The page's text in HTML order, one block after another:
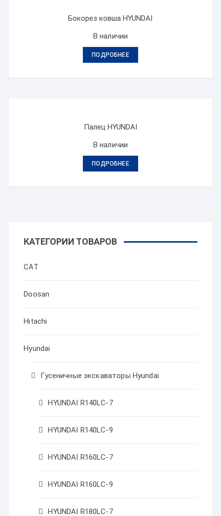
Бокорез ковша HYUNDAI
В наличии
ПОДРОБНЕЕ
Палец HYUNDAI
В наличии
ПОДРОБНЕЕ
КАТЕГОРИИ ТОВАРОВ
CAT
Doosan
Hitachi
Hyundai
Гусеничные экскаваторы Hyundai
HYUNDAI R140LC-7
HYUNDAI R140LC-9
HYUNDAI R160LC-7
HYUNDAI R160LC-9
HYUNDAI R180LC-7